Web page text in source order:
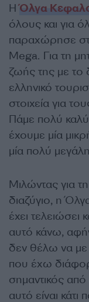
ΗΌλγα
όλους και για
παραχώρησε
Mega. Για τη
ζωής της με το
ελληνικό
στοιχεία για
Πάμε πολύ
έχουμε μία
μία πολύ
Μιλώντας για
διαζύγιο, η
έχει
αυτό κάνω,
δεν θέλω να με
που έχω
σημαντικός από
αυτό είναι κάτι